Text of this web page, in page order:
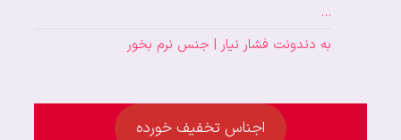
…
به دندونت فشار نیار | جنس نرم بخور
اجناس تخفیف خورده